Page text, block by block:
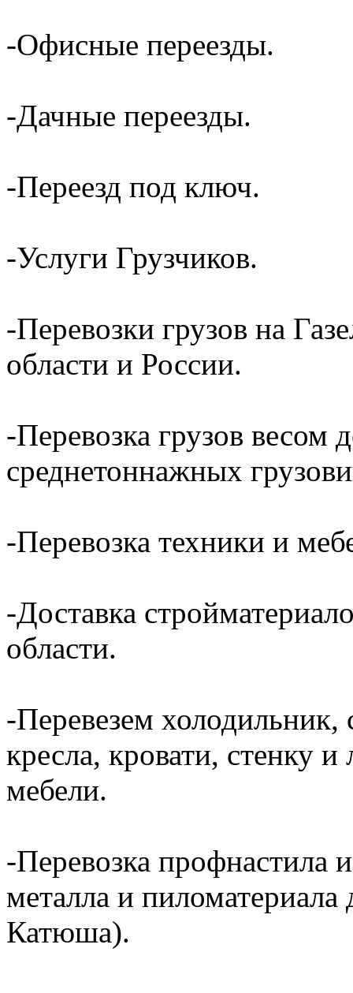
-Офисные переезды.
-Дачные переезды.
-Переезд под ключ.
-Услуги Грузчиков.
-Перевозки грузов на
области и России.
-Перевозка грузов весом
среднетоннажных
-Перевозка техники и
-Доставка
области.
-Перевезем
кресла, кровати, стенку
мебели.
-Перевозка профнастила
металла и
Катюша).